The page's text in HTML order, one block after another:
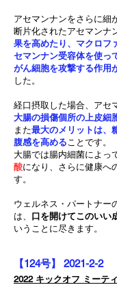
アセマンナンをさらに細
断片化されたアセマンナ
果を高めたり、マクロフ
セマンナン受容体を使っ
がん細胞を攻撃する作用
した。
経口摂取した場合、アセ
大腸の損傷個所の上皮細
また最大のメリットは、
腹感を高めることです。
大腸では腸内細菌によっ
酸になり、さらに健康へ
す。
ウェルネス・パートナー
は、 口を開けてこのいい
いうことに尽きます。
【124号】 2021-2-2
2022 キックオフ ミーテ